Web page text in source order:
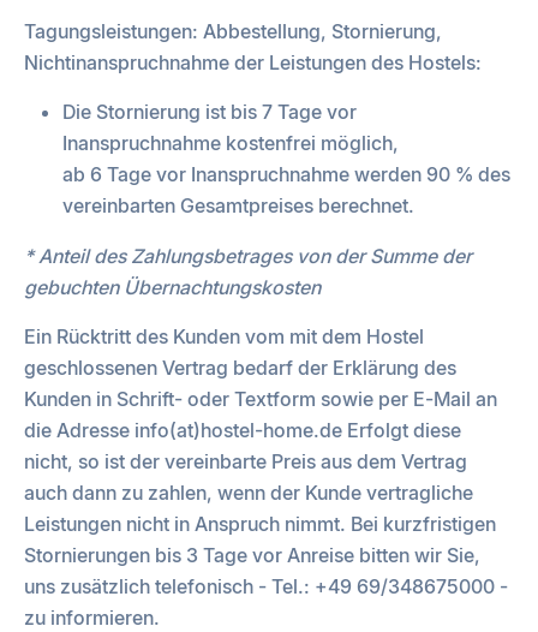
Tagungsleistungen: Abbestellung, Stornierung,
Nichtinanspruchnahme der Leistungen des Hostels:
Die Stornierung ist bis 7 Tage vor
Inanspruchnahme kostenfrei möglich,
ab 6 Tage vor Inanspruchnahme werden 90 % des
vereinbarten Gesamtpreises berechnet.
* Anteil des Zahlungsbetrages von der Summe der
gebuchten Übernachtungskosten
Ein Rücktritt des Kunden vom mit dem Hostel
geschlossenen Vertrag bedarf der Erklärung des
Kunden in Schrift- oder Textform sowie per E-Mail an
die Adresse info(at)hostel-home.de Erfolgt diese
nicht, so ist der vereinbarte Preis aus dem Vertrag
auch dann zu zahlen, wenn der Kunde vertragliche
Leistungen nicht in Anspruch nimmt. Bei kurzfristigen
Stornierungen bis 3 Tage vor Anreise bitten wir Sie,
uns zusätzlich telefonisch - Tel.: +49 69/348675000 -
zu informieren.